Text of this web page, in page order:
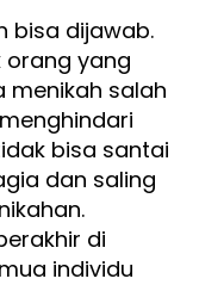
bisa dijawab.
orang yang
salah
bisa santai
dan saling
di
individu